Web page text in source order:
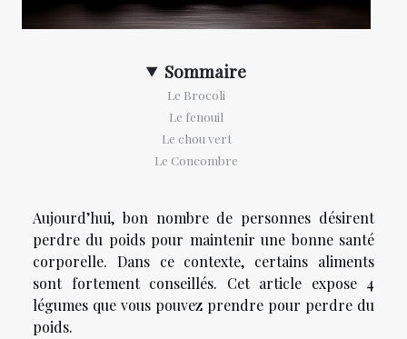
Sommaire
Le Brocoli
Le fenouil
Le chou vert
Le Concombre
Aujourd’hui, bon nombre de personnes désirent
perdre du poids pour maintenir une bonne santé
corporelle. Dans ce contexte, certains aliments
sont fortement conseillés. Cet article expose 4
légumes que vous pouvez prendre pour perdre du
poids.